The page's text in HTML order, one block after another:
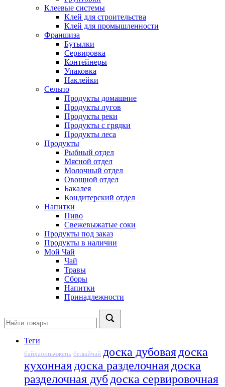
Клеевые системы
Клей для строительства
Клей для промышленности
Франшиза
Бутылки
Сервировка
Контейнеры
Упаковка
Наклейки
Сельпо
Продукты домашние
Продукты лугов
Продукты реки
Продукты с грядки
Продукты леса
Продукты
Рыбный отдел
Мясной отдел
Молочный отдел
Овощной отдел
Бакалея
Кондитерский отдел
Напитки
Пиво
Cвежевыжатые соки
Продукты под заказ
Продукты в наличии
Мой Чай
Чай
Травы
Сборы
Напитки
Принадлежности
Теги
байхаоиньчжень белыйчай доска дубовая доска
кухонная доска разделочная доска
разделочная дуб доска сервировочная